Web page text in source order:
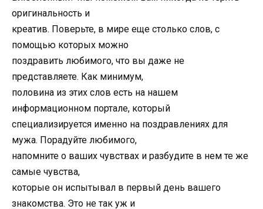
оригинальность и
креатив. Поверьте, в мире еще столько слов, с
помощью которых можно
поздравить любимого, что вы даже не
представляете. Как минимум,
половина из этих слов есть на нашем
информационном портале, который
специализируется именно на поздравлениях для
мужа. Порадуйте любимого,
напомните о ваших чувствах и разбудите в нем те же
самые чувства,
которые он испытывал в первый день вашего
знакомства. Это не так уж и